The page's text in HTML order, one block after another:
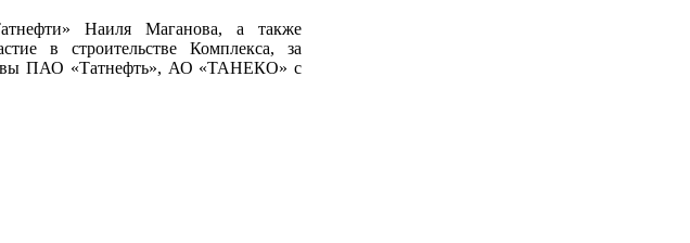
Наиля Маганова, а также
в строительстве Комплекса, за
ПАО «Татнефть», АО «ТАНЕКО» с